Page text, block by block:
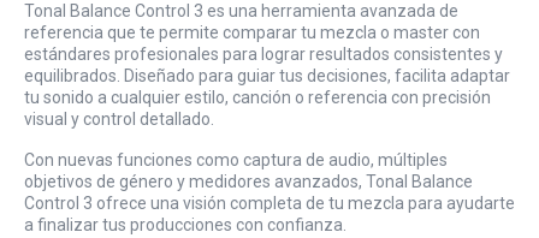
Tonal Balance Control 3 es una herramienta avanzada de
referencia que te permite comparar tu mezcla o master con
estándares profesionales para lograr resultados consistentes y
equilibrados. Diseñado para guiar tus decisiones, facilita adaptar
tu sonido a cualquier estilo, canción o referencia con precisión
visual y control detallado.
Con nuevas funciones como captura de audio, múltiples
objetivos de género y medidores avanzados, Tonal Balance
Control 3 ofrece una visión completa de tu mezcla para ayudarte
a finalizar tus producciones con confianza.